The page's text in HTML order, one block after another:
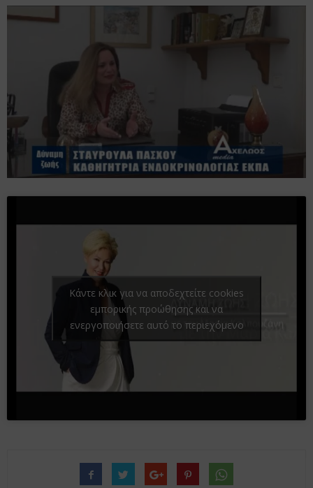
Κάντε κλικ για να αποδεχτείτε cookies
εμπορικής προώθησης και να
ενεργοποιήσετε αυτό το περιεχόμενο